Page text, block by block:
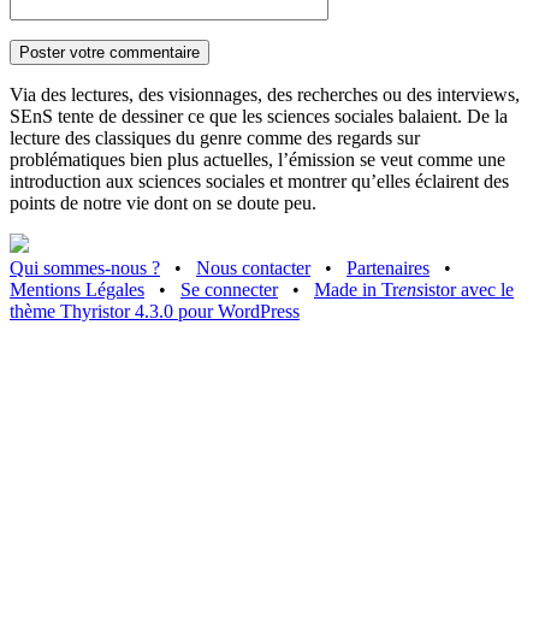
Via des lectures, des visionnages, des recherches ou des interviews,
SEnS tente de dessiner ce que les sciences sociales balaient. De la
lecture des classiques du genre comme des regards sur
problématiques bien plus actuelles, l’émission se veut comme une
introduction aux sciences sociales et montrer qu’elles éclairent des
points de notre vie dont on se doute peu.
Qui sommes-nous ? • Nous contacter • Partenaires
•
Mentions Légales
• Se connecter • Made in Trensistor avec le
thème Thyristor 4.3.0 pour WordPress